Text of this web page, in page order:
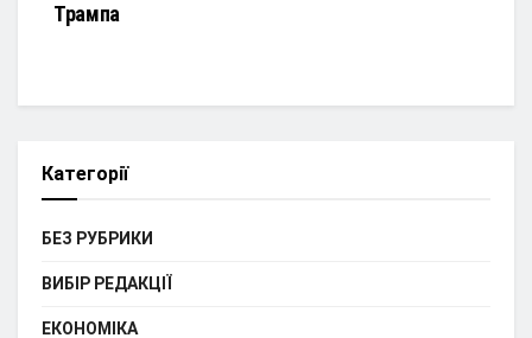
Трампа
Категорії
БЕЗ РУБРИКИ
ВИБІР РЕДАКЦІЇ
ЕКОНОМІКА